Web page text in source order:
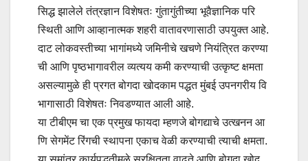
सिद्ध झालेले तंत्रज्ञान विशेषतः गुंतागुंतीच्या भूवैज्ञानिक परि
स्थिती आणि आव्हानात्मक शहरी वातावरणासाठी उपयुक्त आहे.
दाट लोकवस्तीच्या भागांमध्ये जमिनीचे खचणे नियंत्रित करण्या
ची आणि पृष्ठभागावरील व्यत्यय कमी करण्याची उत्कृष्ट क्षमता
असल्यामुळे ही प्रगत बोगदा खोदकाम पद्धत मुंबई उपनगरीय वि
भागासाठी विशेषतः निवडण्यात आली आहे.
या टीबीएम चा एक प्रमुख फायदा म्हणजे बोगद्याचे उत्खनन आ
णि सेगमेंट रिंगची स्थापना एकाच वेळी करण्याची त्याची क्षमता.